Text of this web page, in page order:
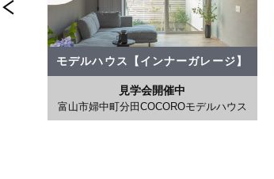
モデルハウス【インナーガレージ】
見学会開催中
富山市婦中町分田COCOROモデルハウス
モデルハウス【インナーガレージ】
見学会開催中
富山市婦中町分田COCOROモデルハウス
モ
富山中
見学会開催中
見学会開催中
見学会開催中